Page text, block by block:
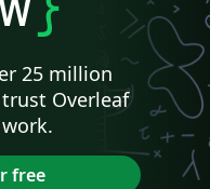
25 million
Overleaf
free